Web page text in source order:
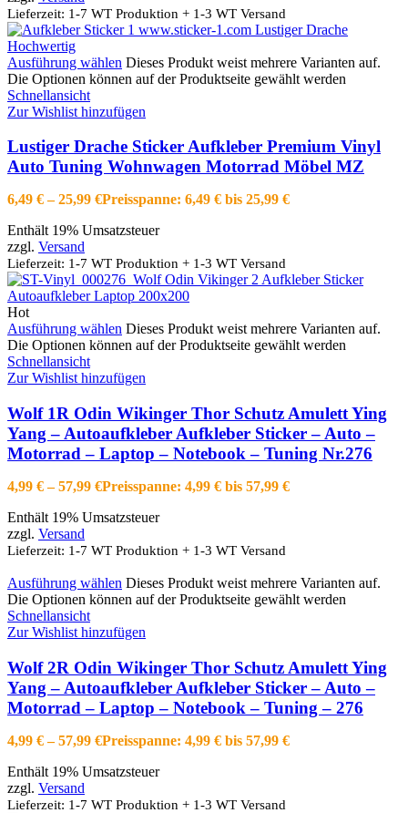
Lieferzeit: 1-7 WT Produktion + 1-3 WT Versand
Ausführung wählen Dieses Produkt weist mehrere Varianten auf.
Die Optionen können auf der Produktseite gewählt werden
Schnellansicht
Zur Wishlist hinzufügen
Lustiger Drache Sticker Aufkleber Premium Vinyl
Auto Tuning Wohnwagen Motorrad Möbel MZ
6,49 € –25,99 €Preisspanne: 6,49 € bis 25,99 €
Enthält 19% Umsatzsteuer
zzgl. Versand
Lieferzeit: 1-7 WT Produktion + 1-3 WT Versand
Hot
Ausführung wählen Dieses Produkt weist mehrere Varianten auf.
Die Optionen können auf der Produktseite gewählt werden
Schnellansicht
Zur Wishlist hinzufügen
Wolf 1R Odin Wikinger Thor Schutz Amulett Ying
Yang – Autoaufkleber Aufkleber Sticker – Auto –
Motorrad – Laptop – Notebook – Tuning Nr.276
4,99 € –57,99 €Preisspanne: 4,99 € bis 57,99 €
Enthält 19% Umsatzsteuer
zzgl. Versand
Lieferzeit: 1-7 WT Produktion + 1-3 WT Versand
Ausführung wählen Dieses Produkt weist mehrere Varianten auf.
Die Optionen können auf der Produktseite gewählt werden
Schnellansicht
Zur Wishlist hinzufügen
Wolf 2R Odin Wikinger Thor Schutz Amulett Ying
Yang – Autoaufkleber Aufkleber Sticker – Auto –
Motorrad – Laptop – Notebook – Tuning – 276
4,99 € –57,99 €Preisspanne: 4,99 € bis 57,99 €
Enthält 19% Umsatzsteuer
zzgl. Versand
Lieferzeit: 1-7 WT Produktion + 1-3 WT Versand